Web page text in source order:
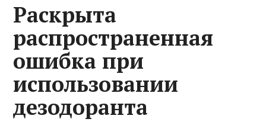
Раскрыта
распространенная
ошибка при
использовании
дезодоранта